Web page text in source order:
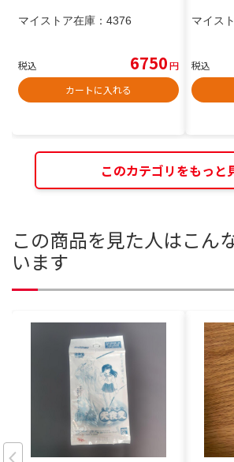
マイストア在庫： 4376
税込 6750円
カートに入れる
マイス
税込
このカテゴリをもっと
この商品を見た人はこん
います